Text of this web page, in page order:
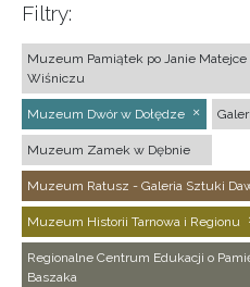
Filtry:
Muzeum Pamiątek po Janie
Wiśniczu
Muzeum Dwór w Dołędze
Muzeum Zamek w Dębnie
Muzeum Ratusz - Galeria Sztuki
Muzeum Historii Tarnowa i Regionu
Regionalne Centrum Edukacji o
Baszaka